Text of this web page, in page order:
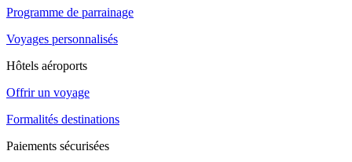
Programme de parrainage
Voyages personnalisés
Hôtels aéroports
Offrir un voyage
Formalités destinations
Paiements sécurisées